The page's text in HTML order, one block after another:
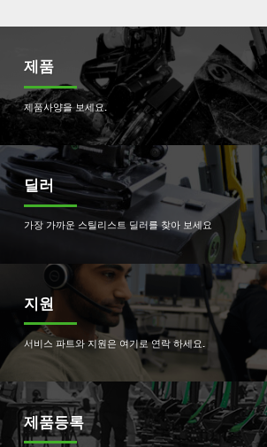
제품
제품사양을 보세요.
딜러
가장 가까운 스틸리스트 딜러를 찾아 보세요
지원
서비스 파트와 지원은 여기로 연락 하세요.
제품등록